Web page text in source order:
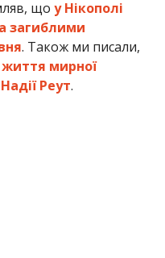
що у Нікополі
загиблими
. Також ми писали,
мирної
Реут.